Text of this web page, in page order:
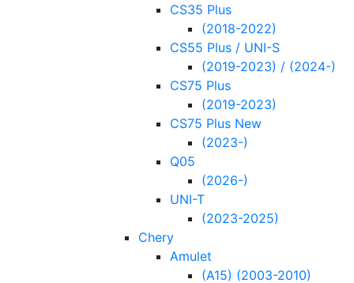
CS35 Plus
(2018-2022)
CS55 Plus / UNI-S
(2019-2023) / (2024-)
CS75 Plus
(2019-2023)
CS75 Plus New
(2023-)
Q05
(2026-)
UNI-T
(2023-2025)
Chery
Amulet
(A15) (2003-2010)